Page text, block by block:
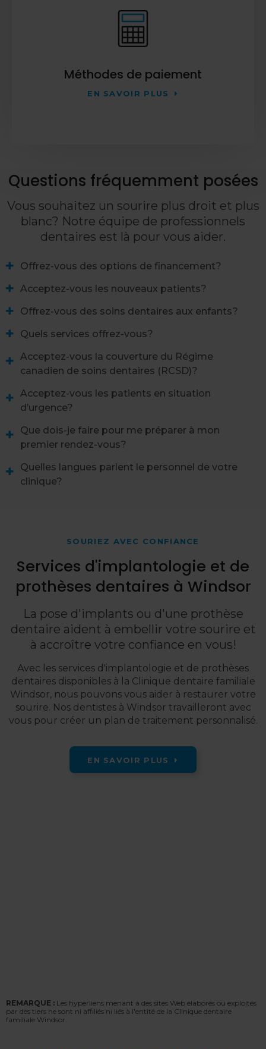
Méthodes de paiement
EN SAVOIR PLUS
Questions fréquemment posées
Vous souhaitez un sourire plus droit et plus
blanc? Notre équipe de professionnels
dentaires est là pour vous aider.
Offrez-vous des options de financement?
Acceptez-vous les nouveaux patients?
Offrez-vous des soins dentaires aux enfants?
Quels services offrez-vous?
Acceptez-vous la couverture du Régime
canadien de soins dentaires (RCSD)?
Acceptez-vous les patients en situation
d’urgence?
Que dois-je faire pour me préparer à mon
premier rendez-vous?
Quelles langues parlent le personnel de votre
clinique?
SOURIEZ AVEC CONFIANCE
Services d'implantologie et de
prothèses dentaires à Windsor
La pose d'implants ou d'une prothèse
dentaire aident à embellir votre sourire et
à accroître votre confiance en vous!
Avec les services d'implantologie et de prothèses
dentaires disponibles à la Clinique dentaire familiale
Windsor, nous pouvons vous aider à restaurer votre
sourire. Nos dentistes à Windsor travailleront avec
vous pour créer un plan de traitement personnalisé.
EN SAVOIR PLUS
REMARQUE : Les hyperliens menant à des sites Web élaborés ou exploités
par des tiers ne sont ni affiliés ni liés à l'entité de la Clinique dentaire
familiale Windsor.